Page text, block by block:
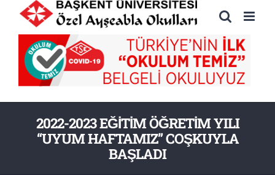
2022-2023 EĞİTİM ÖĞRETİM YILI
“UYUM HAFTAMIZ” COŞKUYLA
BAŞLADI